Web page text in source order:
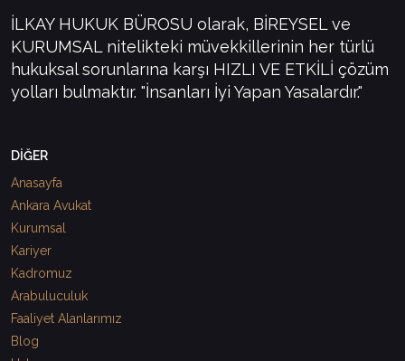
İLKAY HUKUK BÜROSU olarak, BİREYSEL ve
KURUMSAL nitelikteki müvekkillerinin her türlü
hukuksal sorunlarına karşı HIZLI VE ETKİLİ çözüm
yolları bulmaktır. "İnsanları İyi Yapan Yasalardır."
DİĞER
Anasayfa
Ankara Avukat
Kurumsal
Kariyer
Kadromuz
Arabuluculuk
Faaliyet Alanlarımız
Blog